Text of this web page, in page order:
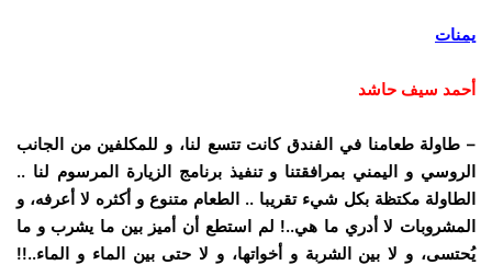
يمنات
أحمد سيف حاشد
– طاولة طعامنا في الفندق كانت تتسع لنا، و للمكلفين من الجانب
الروسي و اليمني بمرافقتنا و تنفيذ برنامج الزيارة المرسوم لنا ..
الطاولة مكتظة بكل شيء تقريبا .. الطعام متنوع و أكثره لا أعرفه، و
المشروبات لا أدري ما هي..! لم استطع أن أميز بين ما يشرب و ما
يُحتسى، و لا بين الشربة و أخواتها، و لا حتى بين الماء و الماء..!!